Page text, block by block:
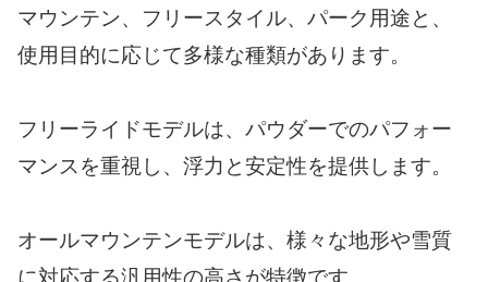
マウンテン、フリースタイル、パーク用途と、
使用目的に応じて多様な種類があります。
フリーライドモデルは、パウダーでのパフォー
マンスを重視し、浮力と安定性を提供します。
オールマウンテンモデルは、様々な地形や雪質